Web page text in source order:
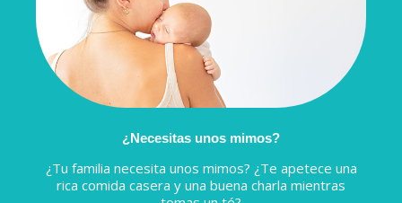
¿Necesitas unos mimos?
¿Tu familia necesita unos mimos? ¿Te apetece una
rica comida casera y una buena charla mientras